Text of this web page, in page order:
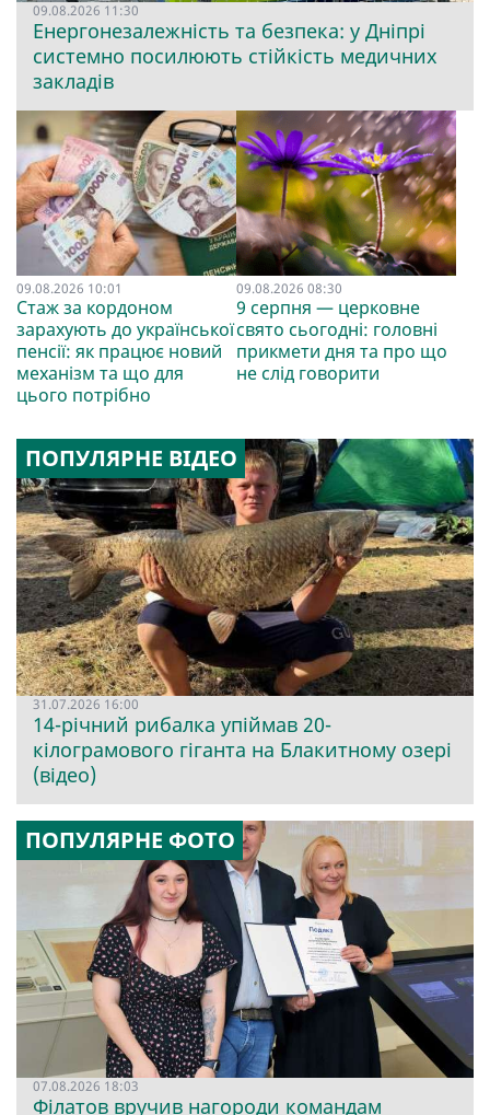
09.08.2026 11:30
Енергонезалежність та безпека: у Дніпрі
системно посилюють стійкість медичних
закладів
09.08.2026 10:01
Стаж за кордоном
зарахують до української
пенсії: як працює новий
механізм та що для
цього потрібно
09.08.2026 08:30
9 серпня — церковне
свято сьогодні: головні
прикмети дня та про що
не слід говорити
ПОПУЛЯРНЕ ВІДЕО
31.07.2026 16:00
14-річний рибалка упіймав 20-
кілограмового гіганта на Блакитному озері
(відео)
ПОПУЛЯРНЕ ФОТО
07.08.2026 18:03
Філатов вручив нагороди командам